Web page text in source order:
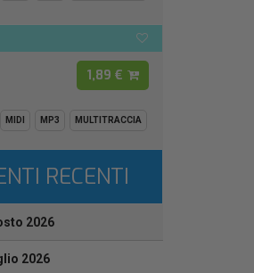
1,89 €
MIDI MP3 MULTITRACCIA
RECENTI
2026
2026